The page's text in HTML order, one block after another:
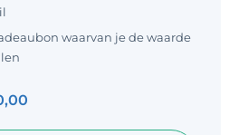
waarvan je de waarde